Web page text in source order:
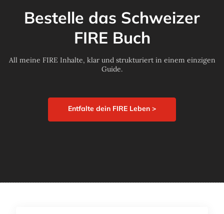
Bestelle das Schweizer
FIRE Buch
All meine FIRE Inhalte, klar und strukturiert in einem einzigen
Guide.
Entfalte dein FIRE Leben >